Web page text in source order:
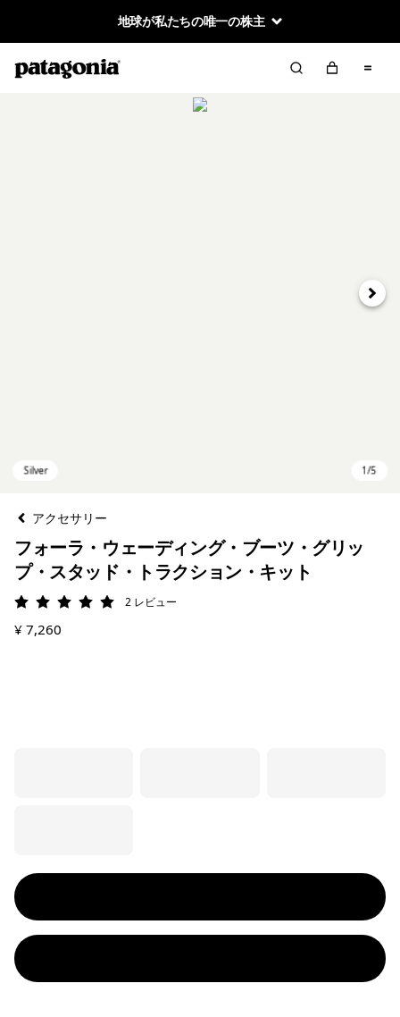
地球が私たちの唯一の株主
次へ
アクセサリー
フォーラ・ウェーディング・ブーツ・グリッ
プ・スタッド・トラクション・キット
評価: 5 / 5 2 レビュー
¥ 7,260